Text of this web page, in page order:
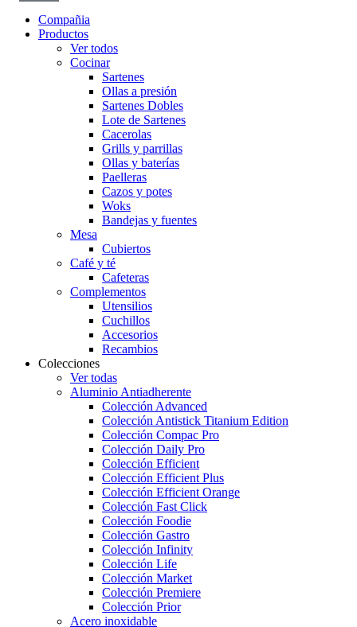
Compañia
Productos
Ver todos
Cocinar
Sartenes
Ollas a presión
Sartenes Dobles
Lote de Sartenes
Cacerolas
Grills y parrillas
Ollas y baterías
Paelleras
Cazos y potes
Woks
Bandejas y fuentes
Mesa
Cubiertos
Café y té
Cafeteras
Complementos
Utensilios
Cuchillos
Accesorios
Recambios
Colecciones
Ver todas
Aluminio Antiadherente
Colección Advanced
Colección Antistick Titanium Edition
Colección Compac Pro
Colección Daily Pro
Colección Efficient
Colección Efficient Plus
Colección Efficient Orange
Colección Fast Click
Colección Foodie
Colección Gastro
Colección Infinity
Colección Life
Colección Market
Colección Premiere
Colección Prior
Acero inoxidable